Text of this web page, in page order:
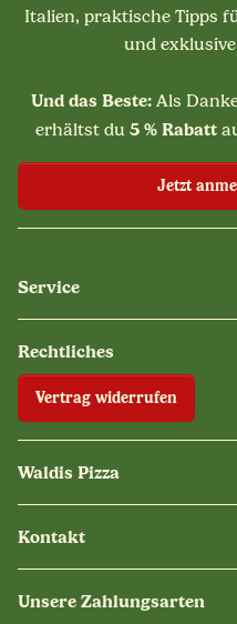
Italien, praktische Tipps
und
Und das Beste: Als
erhältst du 5 % Rabatt
Jetzt
Service
Rechtliches
Vertrag widerrufen
Waldis Pizza
Kontakt
Unsere Zahlungsarten